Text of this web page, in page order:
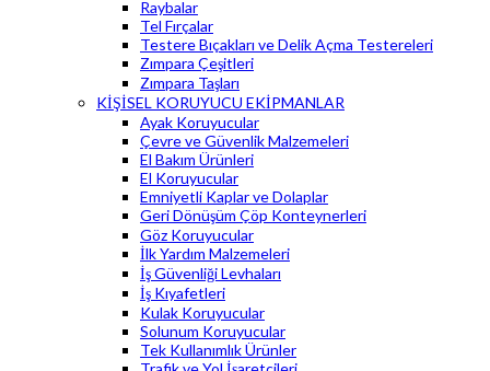
Raybalar
Tel Fırçalar
Testere Bıçakları ve Delik Açma Testereleri
Zımpara Çeşitleri
Zımpara Taşları
KİŞİSEL KORUYUCU EKİPMANLAR
Ayak Koruyucular
Çevre ve Güvenlik Malzemeleri
El Bakım Ürünleri
El Koruyucular
Emniyetli Kaplar ve Dolaplar
Geri Dönüşüm Çöp Konteynerleri
Göz Koruyucular
İlk Yardım Malzemeleri
İş Güvenliği Levhaları
İş Kıyafetleri
Kulak Koruyucular
Solunum Koruyucular
Tek Kullanımlık Ürünler